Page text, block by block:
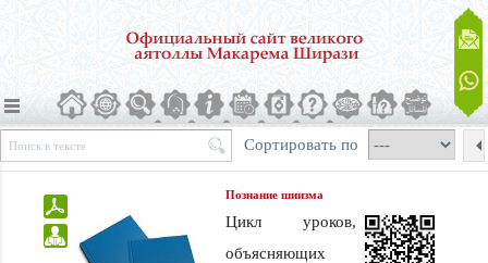
Сортировать по
Познание шиизма
Цикл уроков,
объясняющих